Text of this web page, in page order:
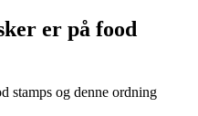
er på food
stamps og denne ordning